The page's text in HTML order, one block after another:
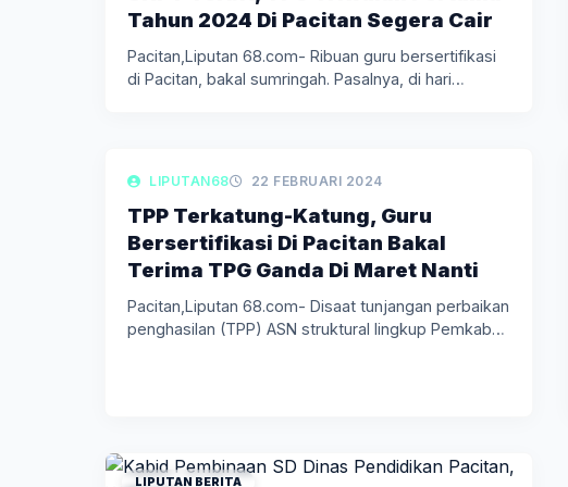
Tahun 2024 Di Pacitan Segera Cair
Pacitan,Liputan 68.com- Ribuan guru bersertifikasi
di Pacitan, bakal sumringah. Pasalnya, di hari…
LIPUTAN BERITA
LIPUTAN68 22 FEBRUARI 2024
TPP Terkatung-Katung, Guru
Bersertifikasi Di Pacitan Bakal
Terima TPG Ganda Di Maret Nanti
Pacitan,Liputan 68.com- Disaat tunjangan perbaikan
penghasilan (TPP) ASN struktural lingkup Pemkab
LIPUTAN BERITA